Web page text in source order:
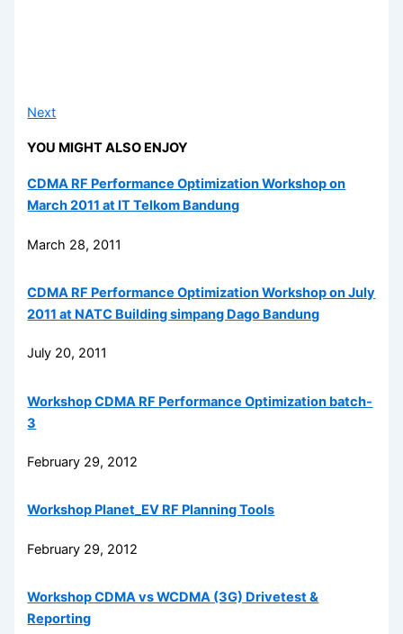
Next
YOU MIGHT ALSO ENJOY
CDMA RF Performance Optimization Workshop on
March 2011 at IT Telkom Bandung
March 28, 2011
CDMA RF Performance Optimization Workshop on July
2011 at NATC Building simpang Dago Bandung
July 20, 2011
Workshop CDMA RF Performance Optimization batch-
3
February 29, 2012
Workshop Planet_EV RF Planning Tools
February 29, 2012
Workshop CDMA vs WCDMA (3G) Drivetest &
Reporting